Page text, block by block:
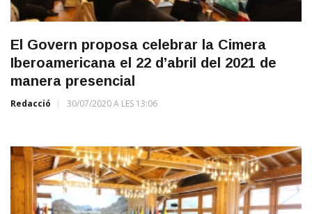
El Govern proposa celebrar la Cimera
Iberoamericana el 22 d’abril del 2021 de
manera presencial
Redacció 30/07/2020 A LES 13:06